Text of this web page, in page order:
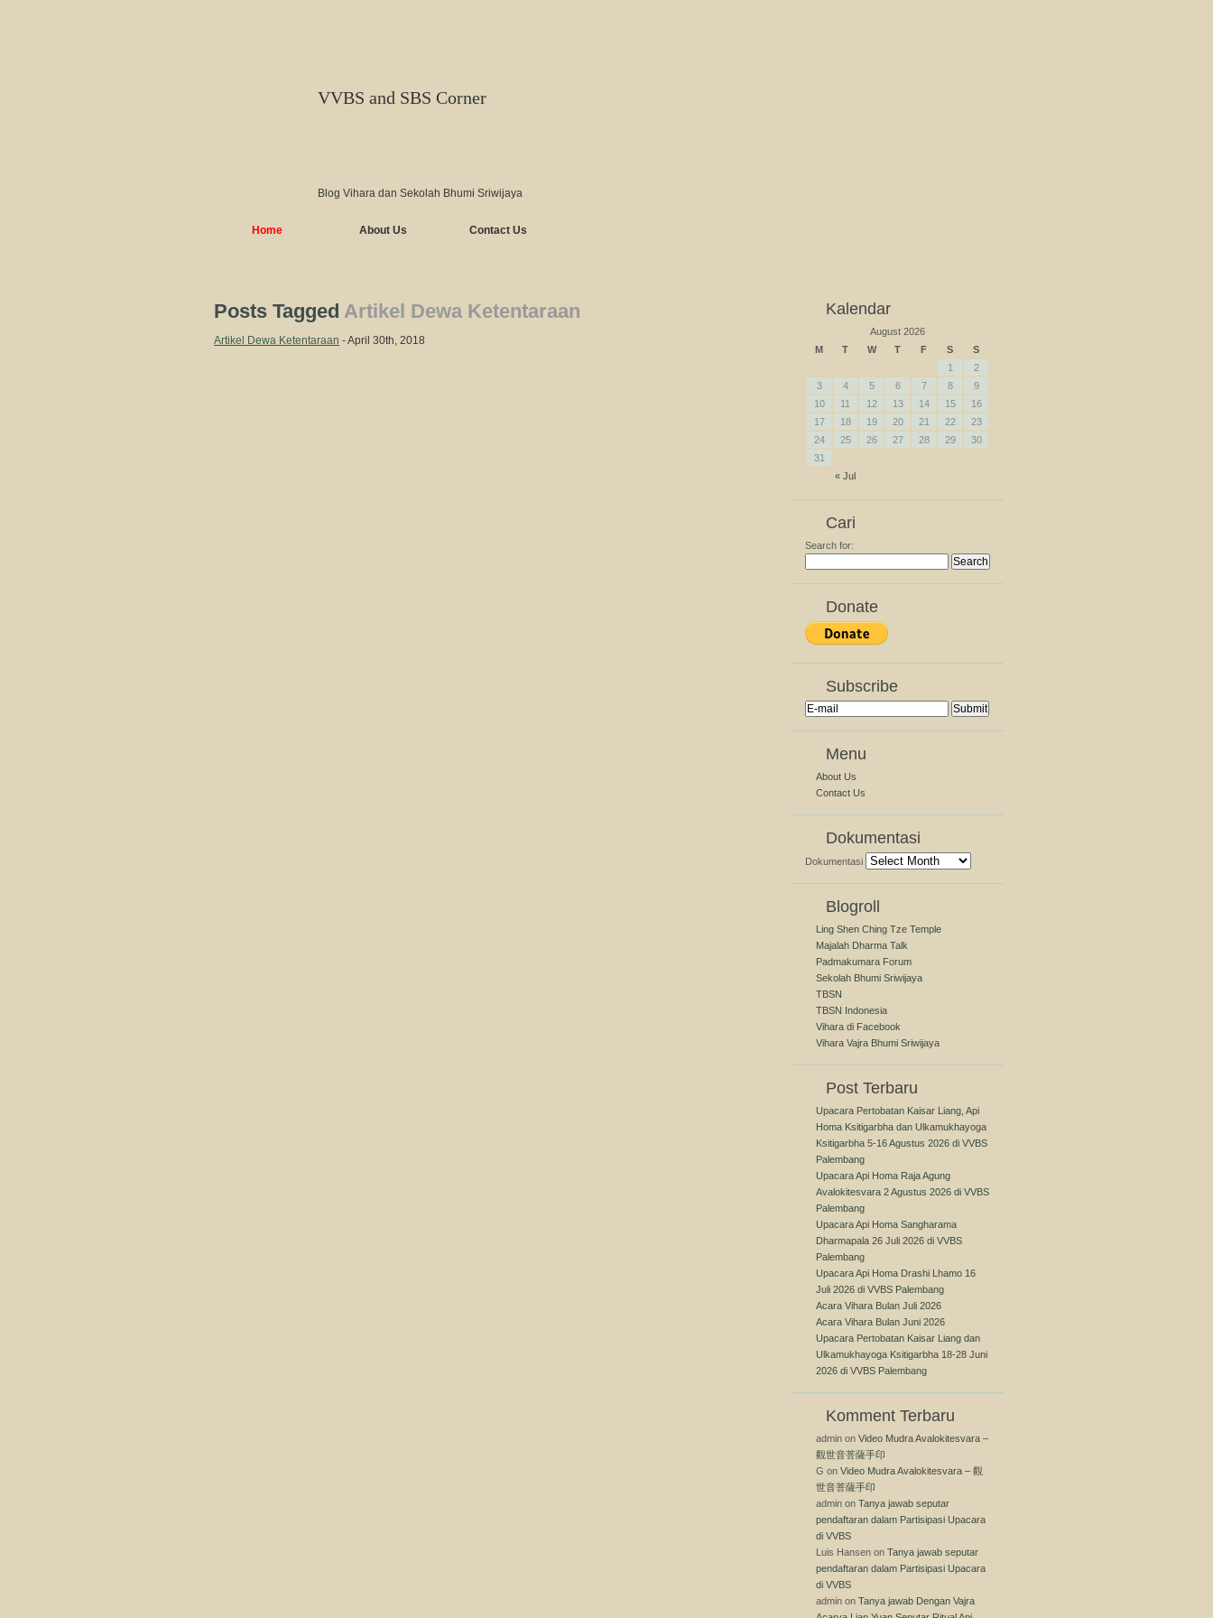
VVBS and SBS Corner
Blog Vihara dan Sekolah Bhumi Sriwijaya
Home About Us Contact Us
Posts Tagged Artikel Dewa Ketentaraan
Artikel Dewa Ketentaraan - April 30th, 2018
Kalendar
August 2026
M
T W T F S S
« Jul
1
2
3
4 5 6 7 8
9
10
11 12 13 14 15
16
17
18 19 20 21 22
23
24
25 26 27 28 29
30
31
Cari
Search for:
Donate
Subscribe
Menu
About Us
Contact Us
Dokumentasi
Dokumentasi
Blogroll
Ling Shen Ching Tze Temple
Majalah Dharma Talk
Padmakumara Forum
Sekolah Bhumi Sriwijaya
TBSN
TBSN Indonesia
Vihara di Facebook
Vihara Vajra Bhumi Sriwijaya
Post Terbaru
Upacara Pertobatan Kaisar Liang, Api
Homa Ksitigarbha dan Ulkamukhayoga
Ksitigarbha 5-16 Agustus 2026 di VVBS
Palembang
Upacara Api Homa Raja Agung
Avalokitesvara 2 Agustus 2026 di VVBS
Palembang
Upacara Api Homa Sangharama
Dharmapala 26 Juli 2026 di VVBS
Palembang
Upacara Api Homa Drashi Lhamo 16
Juli 2026 di VVBS Palembang
Acara Vihara Bulan Juli 2026
Acara Vihara Bulan Juni 2026
Upacara Pertobatan Kaisar Liang dan
Ulkamukhayoga Ksitigarbha 18-28 Juni
2026 di VVBS Palembang
Komment Terbaru
admin on Video Mudra Avalokitesvara –
觀世音菩薩手印
G on Video Mudra Avalokitesvara – 觀
世音菩薩手印
admin on Tanya jawab seputar
pendaftaran dalam Partisipasi Upacara
di VVBS
Luis Hansen on Tanya jawab seputar
pendaftaran dalam Partisipasi Upacara
di VVBS
admin on Tanya jawab Dengan Vajra